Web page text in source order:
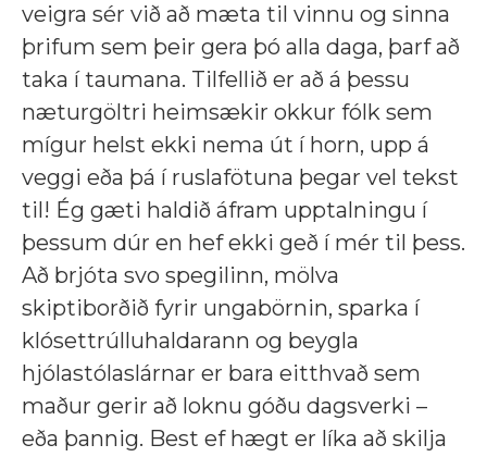
veigra sér við að mæta til vinnu og sinna
þrifum sem þeir gera þó alla daga, þarf að
taka í taumana. Tilfellið er að á þessu
næturgöltri heimsækir okkur fólk sem
mígur helst ekki nema út í horn, upp á
veggi eða þá í ruslafötuna þegar vel tekst
til! Ég gæti haldið áfram upptalningu í
þessum dúr en hef ekki geð í mér til þess.
Að brjóta svo spegilinn, mölva
skiptiborðið fyrir ungabörnin, sparka í
klósettrúlluhaldarann og beygla
hjólastólaslárnar er bara eitthvað sem
maður gerir að loknu góðu dagsverki –
eða þannig. Best ef hægt er líka að skilja